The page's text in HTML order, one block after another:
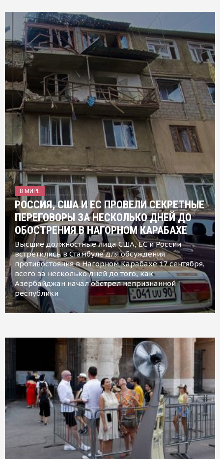
В МИРЕ
РОССИЯ, США И ЕС ПРОВЕЛИ СЕКРЕТНЫЕ
ПЕРЕГОВОРЫ ЗА НЕСКОЛЬКО ДНЕЙ ДО
ОБОСТРЕНИЯ В НАГОРНОМ КАРАБАХЕ
Высшие должностные лица США, ЕС и России
встретились в Стамбуле для обсуждения
противостояния в Нагорном Карабахе 17 сентября,
всего за несколько дней до того, как
Азербайджан начал обстрел непризнанной
республики